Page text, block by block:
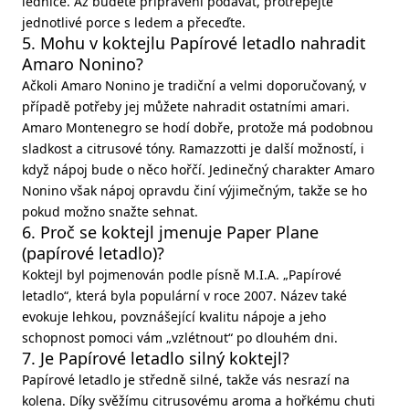
jednotlivé porce s ledem a přeceďte.
5. Mohu v koktejlu Papírové letadlo nahradit
Amaro Nonino?
Ačkoli Amaro Nonino je tradiční a velmi doporučovaný, v
případě potřeby jej můžete nahradit ostatními amari.
Amaro Montenegro se hodí dobře, protože má podobnou
sladkost a citrusové tóny. Ramazzotti je další možností, i
když nápoj bude o něco hořčí. Jedinečný charakter Amaro
Nonino však nápoj opravdu činí výjimečným, takže se ho
pokud možno snažte sehnat.
6. Proč se koktejl jmenuje Paper Plane
(papírové letadlo)?
Koktejl byl pojmenován podle písně M.I.A. „Papírové
letadlo“, která byla populární v roce 2007. Název také
evokuje lehkou, povznášející kvalitu nápoje a jeho
schopnost pomoci vám „vzlétnout“ po dlouhém dni.
7. Je Papírové letadlo silný koktejl?
Papírové letadlo je středně silné, takže vás nesrazí na
kolena. Díky svěžímu citrusovému aroma a hořkému chuti